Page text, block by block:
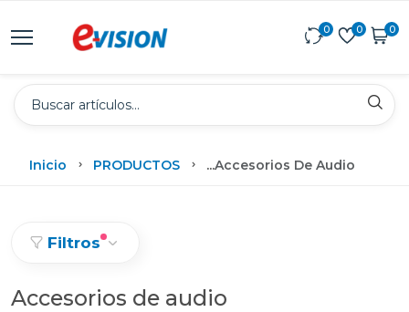
0 0 0
Inicio PRODUCTOS ...Accesorios De Audio
Filtros
Accesorios de audio